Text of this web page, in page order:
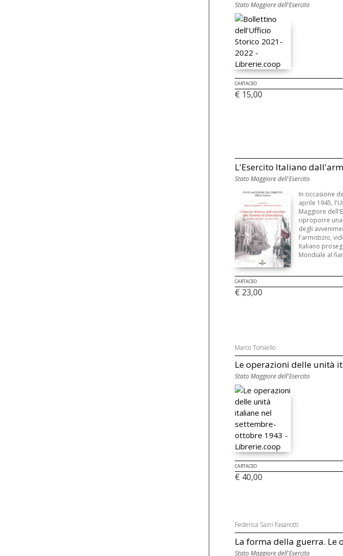
Stato Maggiore dell'Esercito
CARTACEO
€ 15,00
L'Esercito Italiano
Stato Maggiore dell'Esercito
In occasione
aprile 1945,
Maggiore
riproporre
degli
l'armistizio,
Italiano
Mondiale al
CARTACEO
€ 23,00
Marco Torsiello
Le operazioni delle unità
Stato Maggiore dell'Esercito
CARTACEO
€ 40,00
Federica Saini Fasanotti
La forma della guerra. Le
Stato Maggiore dell'Esercito